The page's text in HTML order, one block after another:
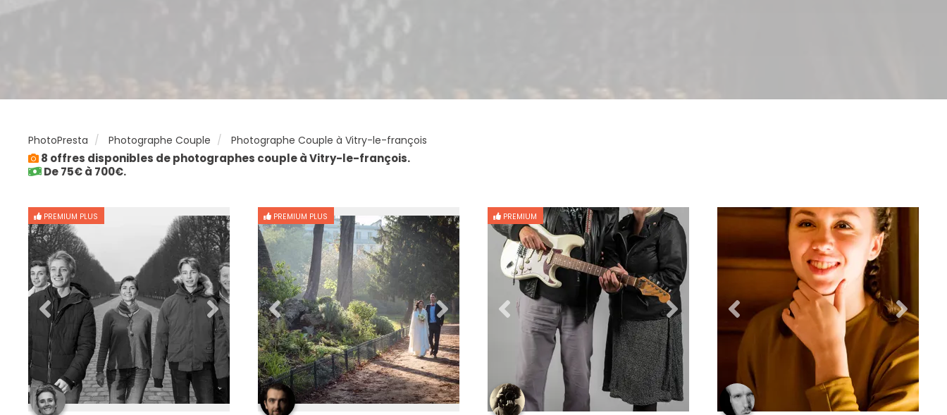
PhotoPresta Photographe Couple Photographe Couple à Vitry-le-françois
8 offres disponibles de photographes couple à Vitry-le-françois.
De 75€ à 700€.
PREMIUM PLUS PREMIUM PLUS PREMIUM